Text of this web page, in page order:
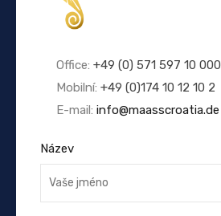
Office: +49 (0) 571 597 10 000
Mobilní: +49 (0)174 10 12 10 2
E-mail: info@maasscroatia.de
Název